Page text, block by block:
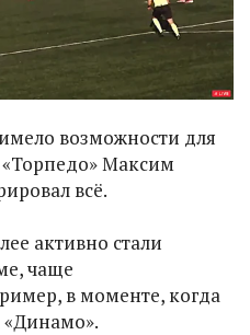
возможности для
«Торпедо» Максим
всё.
активно стали
чаще
в моменте, когда